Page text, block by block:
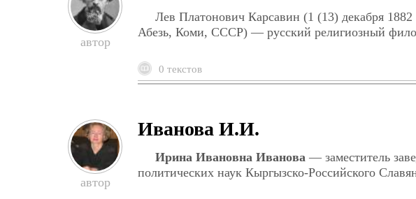
Лев Платонович Карсавин (1 (13) декабря
Абезь, Коми, СССР) — русский религиозный
0 текстов
Иванова И.И.
Ирина Ивановна Иванова — заместитель
политических наук Кыргызско-Российского